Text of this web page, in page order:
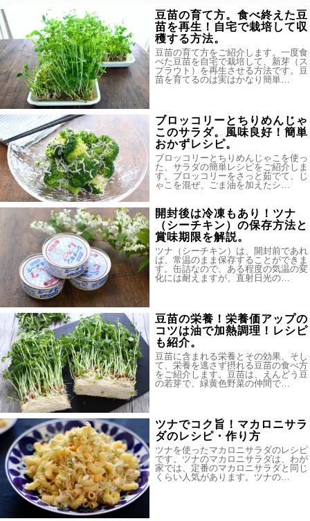
豆苗の育て方。食べ終えた豆
苗を再生！自宅で栽培して収
穫する方法。
豆苗の育て方をご紹介します。一度食
べた豆苗を自宅で栽培して、新芽（ス
プラウト）を再生させる方法です。豆
苗を育てるのは実はかなり簡単…
ブロッコリーとちりめんじゃ
このサラダ。風味良好！簡単
おかずレシピ。
ブロッコリーとちりめんじゃこを使っ
た、サラダの簡単レシピをご紹介しま
す。ブロッコリーをさっと茹でて、じ
ゃこを混ぜ、ごま油を加えたシ…
開封後は冷凍もあり！ツナ
（シーチキン）の保存方法と
賞味期限を解説。
ツナ（シーチキン）は、開封前であれ
ば、常温のまま保存することができま
す。缶詰なので、ある程度の気温の変
化には耐えますが、直射日光の…
豆苗の栄養！栄養価アップの
コツは油で加熱調理！レシピ
も紹介。
豆苗に含まれる栄養とその効果、そし
て、栄養を逃さず摂れる豆苗の食べ方
をご紹介します。豆苗は、えんどう豆
の若芽で、緑黄色野菜の仲間で…
ツナでコク旨！マカロニサラ
ダのレシピ・作り方
ツナを使ったマカロニサラダのレシピ
です。ツナのマカロニサラダは、わが
家では、定番のマカロニサラダと同じ
くらい人気があります。ツナの…